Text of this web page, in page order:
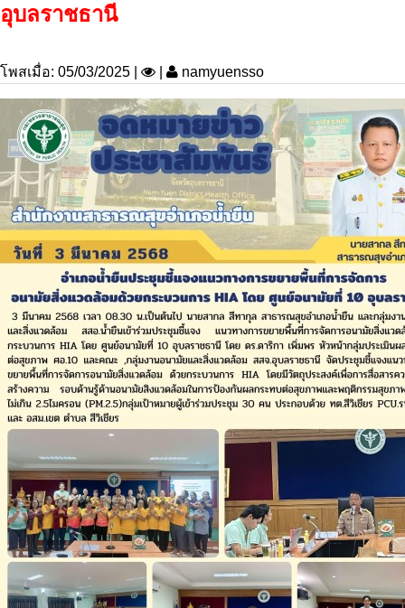
อุบลราชธานี
โพสเมื่อ: 05/03/2025 | namyuensso